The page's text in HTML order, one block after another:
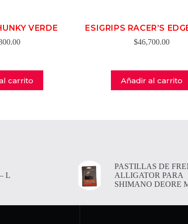
VERDE
carrito
ESIGRIPS RACER’S
$46,700.00
Añadir al carrito
L
PASTILLAS DE
ALLIGATOR PARA
SHIMANO DEORE